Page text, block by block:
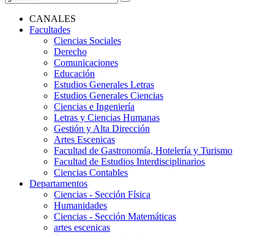
CANALES
Facultades
Ciencias Sociales
Derecho
Comunicaciones
Educación
Estudios Generales Letras
Estudios Generales Ciencias
Ciencias e Ingeniería
Letras y Ciencias Humanas
Gestión y Alta Dirección
Artes Escenicas
Facultad de Gastronomía, Hotelería y Turismo
Facultad de Estudios Interdisciplinarios
Ciencias Contables
Departamentos
Ciencias - Sección Física
Humanidades
Ciencias - Sección Matemáticas
artes escenicas